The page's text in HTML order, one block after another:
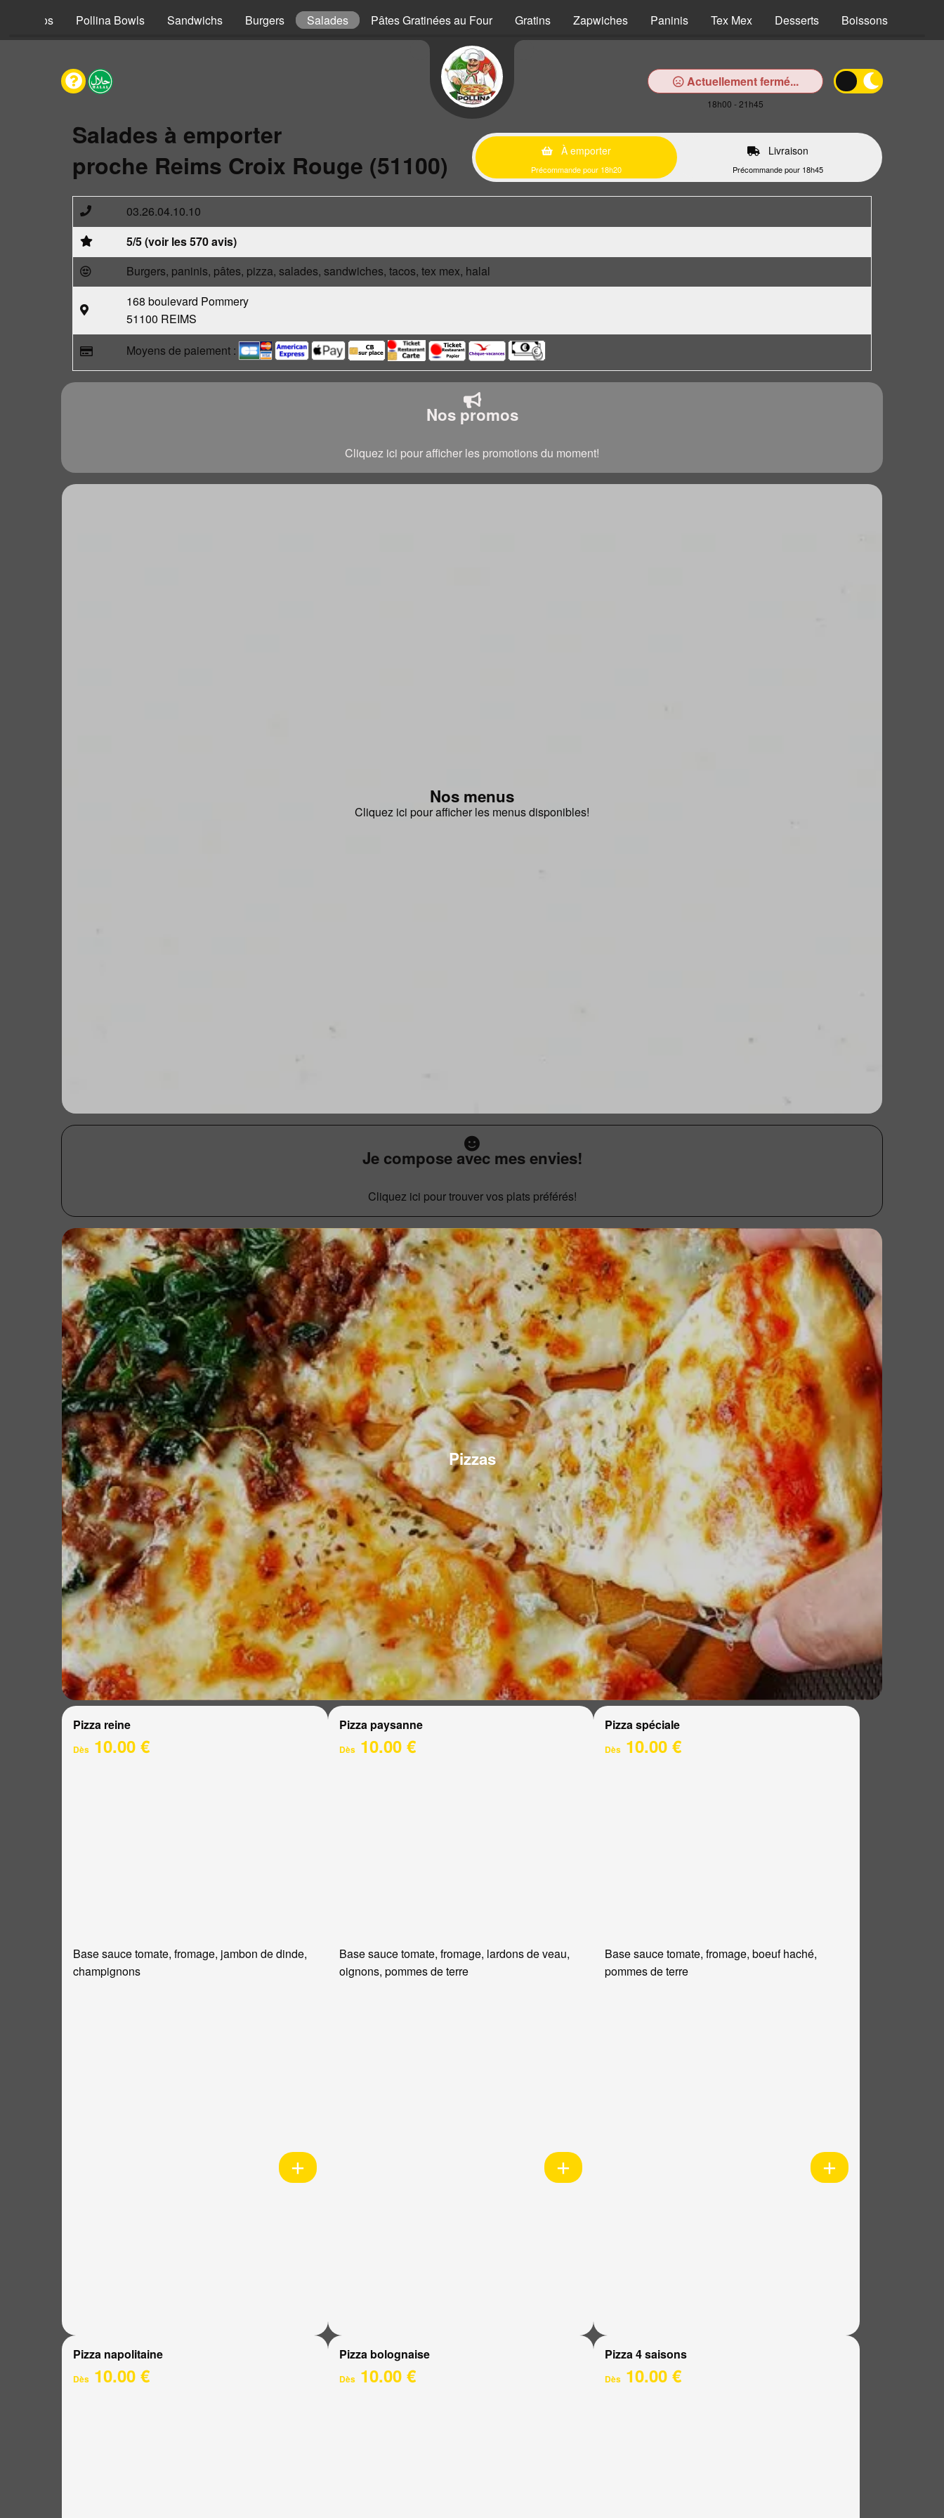
Tacos Pollina Bowls Sandwichs Burgers Salades Pâtes Gratinées au Four Gratins Zapwiches Paninis Tex Mex Desserts Boissons
Actuellement fermé...
18h00 - 21h45
Salades à emporter
proche Reims Croix Rouge (51100)
À emporter
Précommande pour 18h20
Livraison
Précommande pour 18h45
03.26.04.10.10
5/5 (voir les 570 avis)
Burgers, paninis, pâtes, pizza, salades, sandwiches, tacos, tex mex, halal
168 boulevard Pommery
51100 REIMS
Moyens de paiement :
Nos promos
Cliquez ici pour afficher les promotions du moment!
Nos menus
Cliquez ici pour afficher les menus disponibles!
Je compose avec mes envies!
Cliquez ici pour trouver vos plats préférés!
Pizzas
Pizza reine
Dès 10.00 €
Base sauce tomate, fromage, jambon de dinde,
champignons
Pizza paysanne
Dès10.00 €
Base sauce tomate, fromage, lardons de veau,
oignons, pommes de terre
Pizza spéciale
Dès 10.00 €
Base sauce tomate, fromage, boeuf haché,
pommes de terre
Pizza napolitaine
Dès 10.00 €
Pizza bolognaise
Dès10.00 €
Pizza 4 saisons
Dès 10.00 €